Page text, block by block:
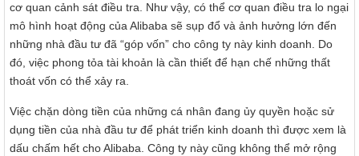
cơ quan cảnh sát điều tra. Như vậy, có thể cơ quan điều tra lo ngại
mô hình hoạt động của Alibaba sẽ sụp đổ và ảnh hưởng lớn đến
những nhà đầu tư đã “góp vốn” cho công ty này kinh doanh. Do
đó, việc phong tỏa tài khoản là cần thiết để hạn chế những thất
thoát vốn có thể xảy ra.
Việc chặn dòng tiền của những cá nhân đang ủy quyền hoặc sử
dụng tiền của nhà đầu tư để phát triển kinh doanh thì được xem là
dấu chấm hết cho Alibaba. Công ty này cũng không thể mở rộng